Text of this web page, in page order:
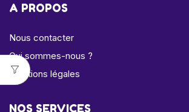
A PROPOS
Nous contacter
Qui sommes-nous ?
Mentions légales
NOS SERVICES